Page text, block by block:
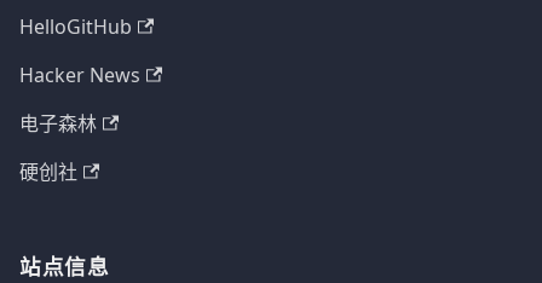
HelloGitHub
Hacker News
电子森林
硬创社
站点信息